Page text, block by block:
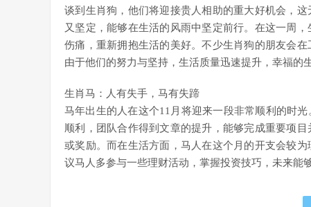
谈到生肖狗，他们将迎接贵人相助的重大好机会，
又坚定，能够在生活的风雨中坚定前行。在这一周
伤痛，重新拥抱生活的美好。不少生肖狗的朋友会
由于他们的努力与坚持，生活质量迅速提升，幸福的
生肖马：人有失手，马有失蹄
马年出生的人在这个11月将迎来一段非常顺利的时
顺利，团队合作得到文章的提升，能够完成重要项
或奖励。而在生活方面，马人在这个月的开支会较
议马人多参与一些理财活动，掌握投资技巧，未来能